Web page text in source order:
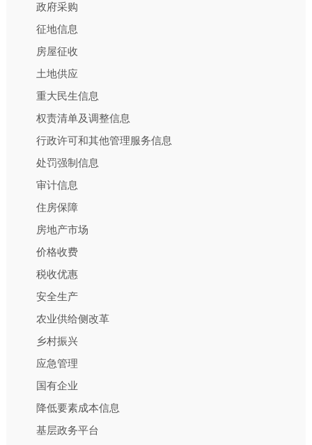
政府采购
征地信息
房屋征收
土地供应
重大民生信息
权责清单及调整信息
行政许可和其他管理服务信息
处罚强制信息
审计信息
住房保障
房地产市场
价格收费
税收优惠
安全生产
农业供给侧改革
乡村振兴
应急管理
国有企业
降低要素成本信息
基层政务平台